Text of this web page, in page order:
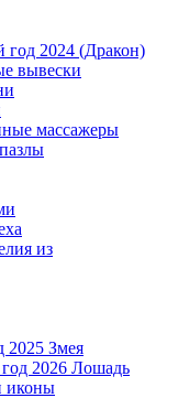
2024 (Дракон)
вывески
массажеры
из
2025 Змея
2026 Лошадь
иконы